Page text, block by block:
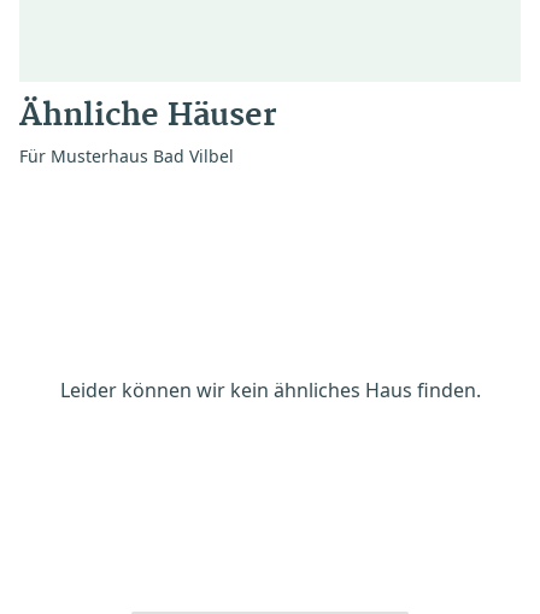
Ähnliche Häuser
Für Musterhaus Bad Vilbel
Leider können wir kein ähnliches Haus finden.